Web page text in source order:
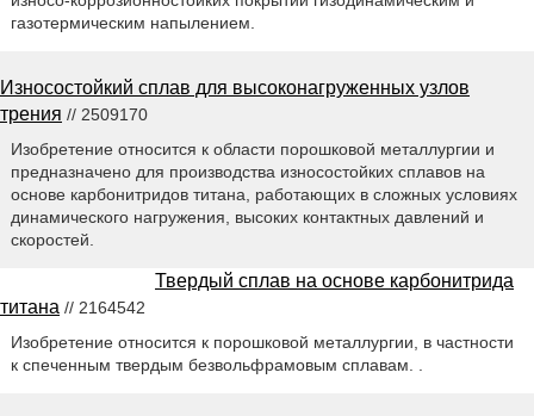
газотермическим напылением.
Износостойкий сплав для высоконагруженных узлов
трения // 2509170
Изобретение относится к области порошковой металлургии и
предназначено для производства износостойких сплавов на
основе карбонитридов титана, работающих в сложных условиях
динамического нагружения, высоких контактных давлений и
скоростей.
Твердый сплав на основе карбонитрида
титана // 2164542
Изобретение относится к порошковой металлургии, в частности
к спеченным твердым безвольфрамовым сплавам. .